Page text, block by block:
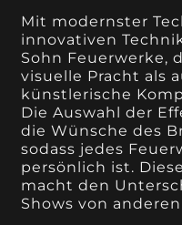
Mit modernster
innovativen
Sohn Feuerwerke,
visuelle Pracht als
künstlerische
Die Auswahl der
die Wünsche des
sodass jedes
persönlich ist.
macht den
Shows von